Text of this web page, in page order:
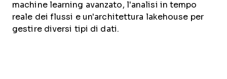
machine learning avanzato, l'analisi in tempo
reale dei flussi e un'architettura lakehouse per
gestire diversi tipi di dati.